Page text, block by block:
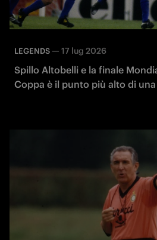
LEGENDS — 17 lug 2026
Spillo Altobelli e la finale
Coppa è il punto più alto di una